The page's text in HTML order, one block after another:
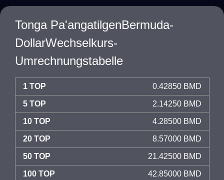
Tonga Pa'angatilgenBermuda-
DollarWechselkurs-
Umrechnungstabelle
1 TOP 0.42850 BMD
5 TOP 2.14250 BMD
10 TOP 4.28500 BMD
20 TOP 8.57000 BMD
50 TOP 21.42500 BMD
100 TOP 42.85000 BMD